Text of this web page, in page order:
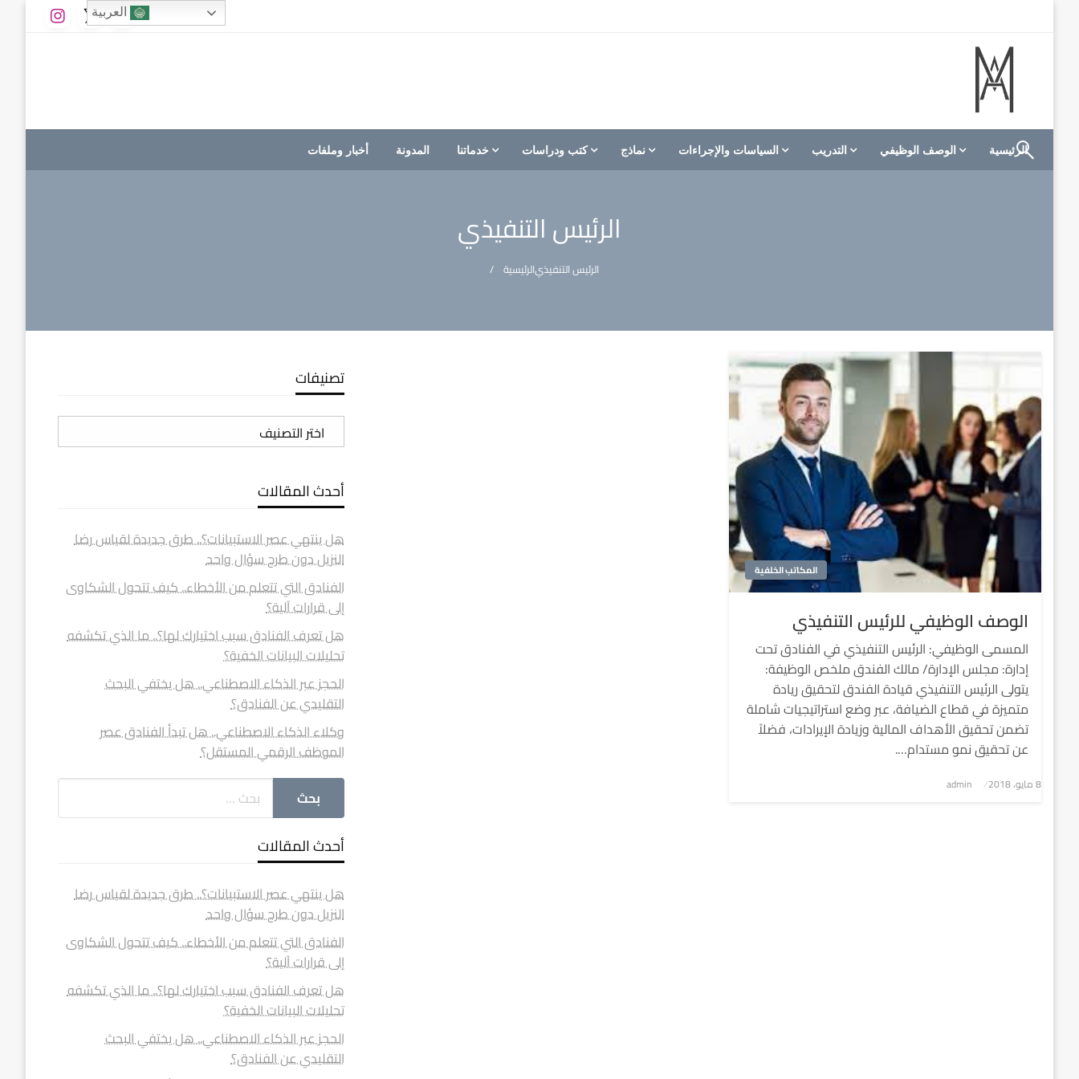
M A hotels | إم ايه هوتيلز
الموقع الأول للعاملين في الفنادق في العالم العربي
الرئيسية الوصف الوظيفي التدريب السياسات والإجراءات نماذج كتب ودراسات خدماتنا المدونة أخبار وملفات
الرئيس التنفيذي
الرئيسيةالرئيس التنفيذي
المكاتب الخلفية
الوصف الوظيفي للرئيس التنفيذي
المسمى الوظيفي: الرئيس التنفيذي في الفنادق تحت
إدارة: مجلس الإدارة/ مالك الفندق ملخص الوظيفة:
يتولى الرئيس التنفيذي قيادة الفندق لتحقيق ريادة
متميزة في قطاع الضيافة، عبر وضع استراتيجيات شاملة
تضمن تحقيق الأهداف المالية وزيادة الإيرادات، فضلاً
عن تحقيق نمو مستدام….
نُشر
8 مايو، 2018 admin
تصنيفات
تصنيفات
أحدث المقالات
هل ينتهي عصر الاستبيانات؟.. طرق جديدة لقياس رضا
النزيل دون طرح سؤال واحد
الفنادق التي تتعلم من الأخطاء.. كيف تتحول الشكاوى
إلى قرارات آلية؟
هل تعرف الفنادق سبب اختيارك لها؟.. ما الذي تكشفه
تحليلات البيانات الخفية؟
الحجز عبر الذكاء الاصطناعي.. هل يختفي البحث
التقليدي عن الفنادق؟
وكلاء الذكاء الاصطناعي.. هل تبدأ الفنادق عصر
الموظف الرقمي المستقل؟
أحدث المقالات
هل ينتهي عصر الاستبيانات؟.. طرق جديدة لقياس رضا
النزيل دون طرح سؤال واحد
الفنادق التي تتعلم من الأخطاء.. كيف تتحول الشكاوى
إلى قرارات آلية؟
هل تعرف الفنادق سبب اختيارك لها؟.. ما الذي تكشفه
تحليلات البيانات الخفية؟
الحجز عبر الذكاء الاصطناعي.. هل يختفي البحث
التقليدي عن الفنادق؟
العربية